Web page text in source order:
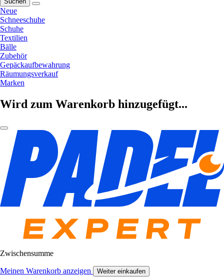
Neue
Schneeschuhe
Schuhe
Textilien
Bälle
Zubehör
Gepäckaufbewahrung
Räumungsverkauf
Marken
Wird zum Warenkorb hinzugefügt...
Zwischensumme
Meinen Warenkorb anzeigen Weiter einkaufen